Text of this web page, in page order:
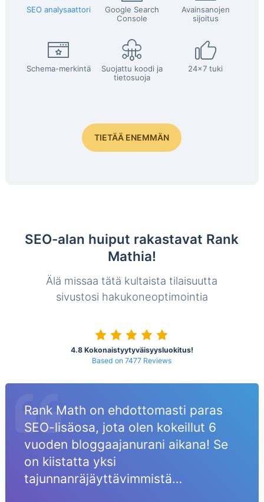
SEO analysaattori
Google Search
Console
Avainsanojen
sijoitus
Schema-merkintä
Suojattu koodi ja
tietosuoja
24x7 tuki
TIETÄÄ ENEMMÄN
SEO-alan huiput rakastavat Rank
Mathia!
Älä missaa tätä kultaista tilaisuutta
sivustosi hakukoneoptimointia
4.8 Kokonaistyytyväisyysluokitus!
Based on 7477 Reviews
Rank Math on ehdottomasti paras
SEO-lisäosa, jota olen kokeillut 6
vuoden bloggaajanurani aikana! Se
on kiistatta yksi
tajunnanräjäyttävimmistä…